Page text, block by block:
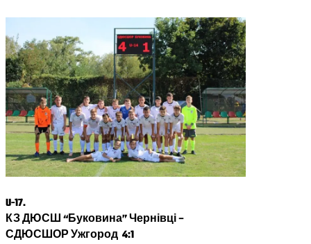
U-17.
КЗ ДЮСШ “Буковина” Чернівці–
СДЮСШОР Ужгород 4:1